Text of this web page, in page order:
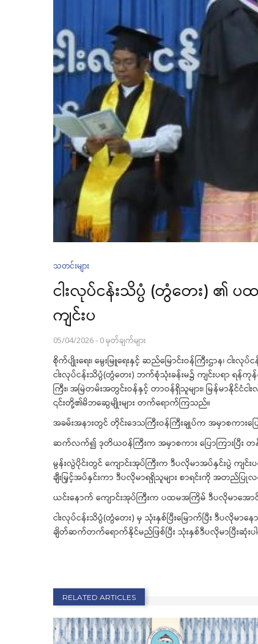
သတင်းများ
ငါးလုပ်ငန်းသိပ္ပံ (တွံတေး) ၏ ပ
ကျင်းပ
05/04/2026- 0 မှတ်ချက်များ
စိုက်ပျိုးရေး၊ မွေးမြူရေးနှင့် ဆည်မြောင်းဝန်ကြီးဌာန၊ င
ငါးလုပ်ငန်းသိပ္ပံ(တွံတေး) ဘက်စုံသုံးခန်းမ၌ ကျင်းပရာ ရန်ကုန်
ကြီး၊ အမြဲတမ်းအတွင်းဝန်နှင့် တာဝန်ရှိသူများ၊ မြန်မာနိုင်ငံ
၎င်းတို့၏မိဘဆွေမျိုးများ တက်ရောက်ကြသည်။
အခမ်းအနားတွင် တိုင်းဒေသကြီးဝန်ကြီးချုပ်က အမှာစကာ
ဆက်လက်၍ ဒုတိယဝန်ကြီးက အမှာစကား ပြောကြားပြီး တ
မွန်းလွဲပိုင်းတွင် ကျောင်းအုပ်ကြီးက ဒီပလိုမာအပ်နှင်းပွဲ ကျင်
ချီးမြှင့်အပ်နှင်းကာ ဒီပလိုမာရရှိသူများ စာရင်းကို အတည်ပ
ယင်းနောက် ကျောင်းအုပ်ကြီးက ပထမအကြိမ် ဒီပလိုမာအော
ငါးလုပ်ငန်းသိပ္ပံ(တွံတေး) မှ သုံးနှစ်ပြီးမြောက်ပြီး ဒီပလို
ချိတ်ဆက်တက်ရောက်နိုင်မည်ဖြစ်ပြီး သုံးနှစ်ဒီပလိုမာပြီးဆုံ
RELATED ARTICLES